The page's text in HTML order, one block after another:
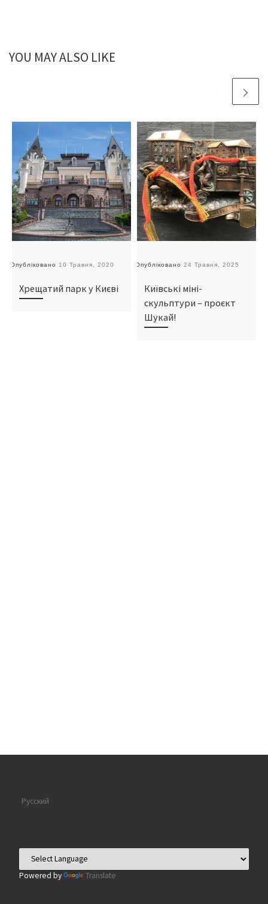
YOU MAY ALSO LIKE
Опубліковано 10 Травня, 2020
Хрещатий парк у Києві
Опубліковано 24 Травня, 2025
Київські міні-
скульптури – проєкт
Шукай!
Русский
Powered by Translate